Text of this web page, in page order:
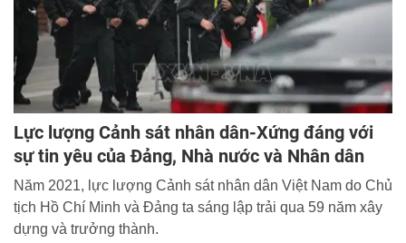
Lực lượng Cảnh sát nhân dân-Xứng đáng với
sự tin yêu của Đảng, Nhà nước và Nhân dân
Năm 2021, lực lượng Cảnh sát nhân dân Việt Nam do Chủ
tịch Hồ Chí Minh và Đảng ta sáng lập trải qua 59 năm xây
dựng và trưởng thành.